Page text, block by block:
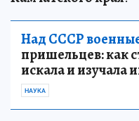
Над СССР
пришельцев: как
искала и изучала
НАУКА